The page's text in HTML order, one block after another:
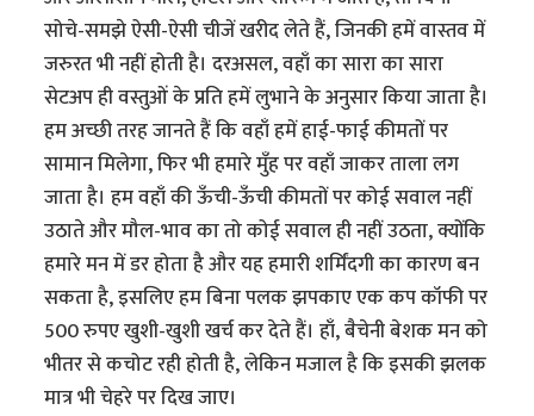
सोचे-समझे ऐसी-ऐसी चीजें खरीद लेते हैं, जिनकी हमें वास्तव में
जरुरत भी नहीं होती है। दरअसल, वहाँ का सारा का सारा
सेटअप ही वस्तुओं के प्रति हमें लुभाने के अनुसार किया जाता है।
हम अच्छी तरह जानते हैं कि वहाँ हमें हाई-फाई कीमतों पर
सामान मिलेगा, फिर भी हमारे मुँह पर वहाँ जाकर ताला लग
जाता है। हम वहाँ की ऊँची-ऊँची कीमतों पर कोई सवाल नहीं
उठाते और मौल-भाव का तो कोई सवाल ही नहीं उठता, क्योंकि
हमारे मन में डर होता है और यह हमारी शर्मिंदगी का कारण बन
सकता है, इसलिए हम बिना पलक झपकाए एक कप कॉफी पर
500 रुपए खुशी-खुशी खर्च कर देते हैं। हाँ, बैचेनी बेशक मन को
भीतर से कचोट रही होती है, लेकिन मजाल है कि इसकी झलक
मात्र भी चेहरे पर दिख जाए।